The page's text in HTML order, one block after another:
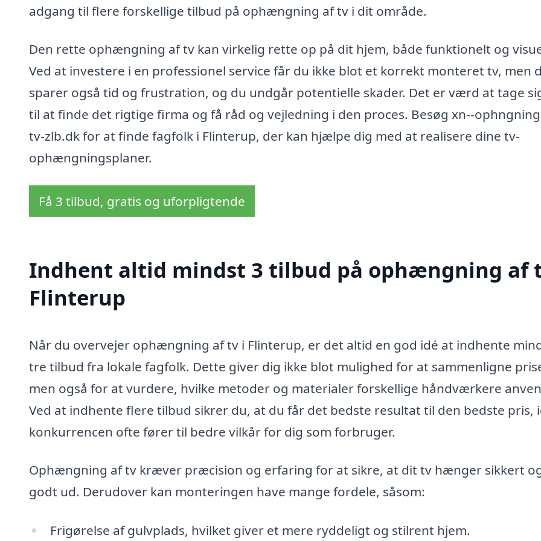
adgang til flere forskellige tilbud på ophængning af tv i dit område.
Den rette ophængning af tv kan virkelig rette op på dit hjem, både funktionelt og
Ved at investere i en professionel service får du ikke blot et korrekt monteret tv, men
sparer også tid og frustration, og du undgår potentielle skader. Det er værd at tage
til at finde det rigtige firma og få råd og vejledning i den proces. Besøg xn--
tv-zlb.dk for at finde fagfolk i Flinterup, der kan hjælpe dig med at realisere dine tv-
ophængningsplaner.
Få 3 tilbud, gratis og uforpligtende
Indhent altid mindst 3 tilbud på ophængning af
Flinterup
Når du overvejer ophængning af tv i Flinterup, er det altid en god idé at indhente
tre tilbud fra lokale fagfolk. Dette giver dig ikke blot mulighed for at sammenligne
men også for at vurdere, hvilke metoder og materialer forskellige håndværkere
Ved at indhente flere tilbud sikrer du, at du får det bedste resultat til den bedste pris,
konkurrencen ofte fører til bedre vilkår for dig som forbruger.
Ophængning af tv kræver præcision og erfaring for at sikre, at dit tv hænger sikkert
godt ud. Derudover kan monteringen have mange fordele, såsom:
Frigørelse af gulvplads, hvilket giver et mere ryddeligt og stilrent hjem.